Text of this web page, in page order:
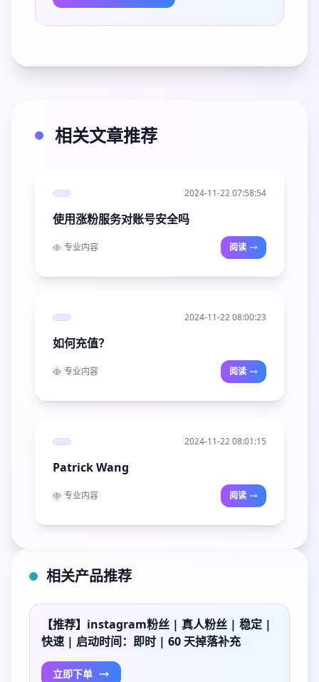
相关文章推荐
2024-11-22 07:58:54
使用涨粉服务对账号安全吗
专业内容 阅读
2024-11-22 08:00:23
如何充值？
专业内容 阅读
2024-11-22 08:01:15
Patrick Wang
专业内容 阅读
相关产品推荐
【推荐】instagram粉丝 | 真人粉丝 | 稳定 |
快速 | 启动时间：即时 | 60 天掉落补充
立即下单